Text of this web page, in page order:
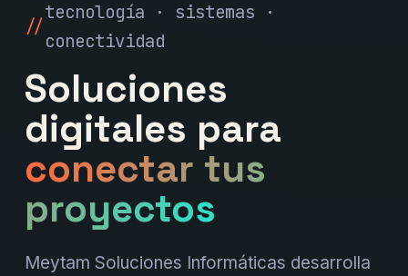
tecnología · sistemas ·
conectividad
Soluciones
digitales para
conectar tus
proyectos
Meytam Soluciones Informáticas desarrolla